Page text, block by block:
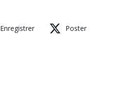
Enregistrer Poster